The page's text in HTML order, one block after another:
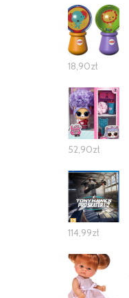
18,90zł
52,90zł
114,99zł